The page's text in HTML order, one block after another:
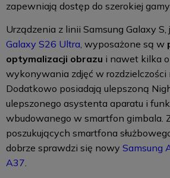
zapewniają dostęp do szerokiej
Urządzenia z linii Samsung Galaxy S,
Galaxy S26 Ultra , wyposażone są w
optymalizacji obrazu i nawet kilka
wykonywania zdjęć w rozdzielczości
Dodatkowo posiadają ulepszoną
ulepszonego asystenta aparatu i
wbudowanego w smartfon gimbala.
poszukujących smartfona
dobrze sprawdzi się nowy Samsung
A37